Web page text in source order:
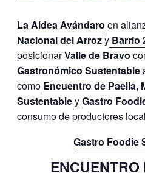
La Aldea Avándaro en
Nacional del Arrozy Barrio
posicionarValle de Bravo
Gastronómico Sustentable
como Encuentro de Paella,
SustentableyGastro
consumo de productores
Gastro Foodie